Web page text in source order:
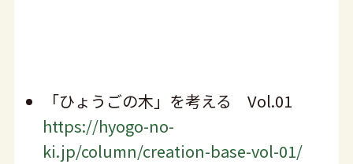
「ひょうごの木」を考える Vol.01
https://hyogo-no-
ki.jp/column/creation-base-vol-01/